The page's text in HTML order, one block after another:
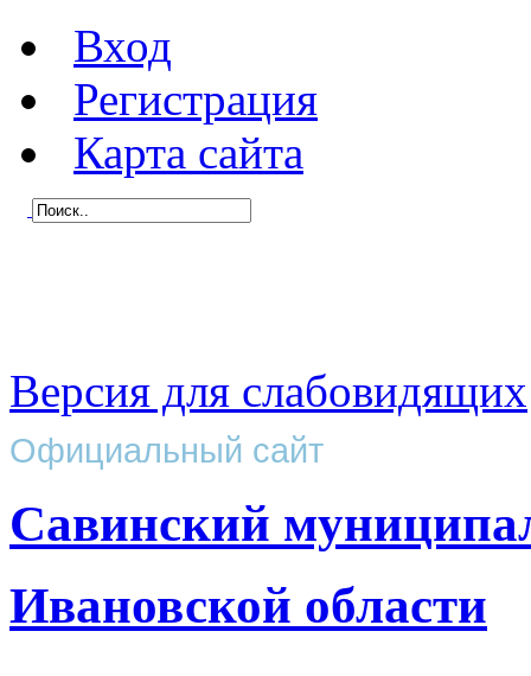
Вход
Регистрация
Карта сайта
Версия для слабовидящих
Официальный сайт
Савинский
Ивановской области